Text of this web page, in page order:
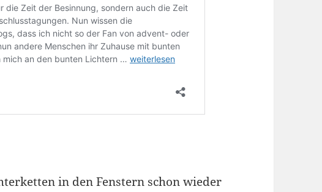
in den Fenstern schon wieder